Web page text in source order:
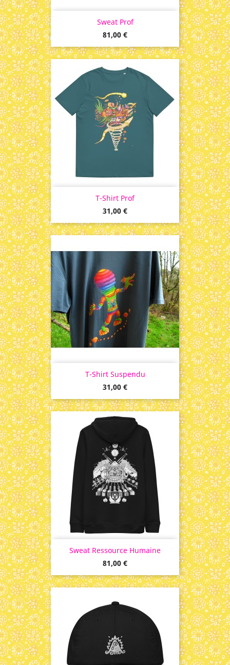
Sweat Prof
Prix
81,00 €
T-Shirt Prof
Prix
31,00 €
T-Shirt Suspendu
Prix
31,00 €
Sweat Ressource Humaine
Prix
81,00 €